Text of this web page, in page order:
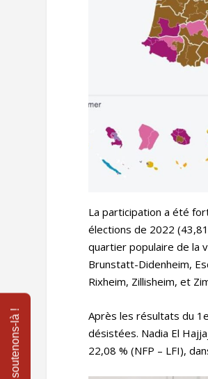
La participation a été
élections de 2022
quartier populaire de la
Brunstatt-Didenheim,
Rixheim, Zillisheim, et
Après les résultats du
désistées. Nadia El
22,08 % (NFP – LFI),